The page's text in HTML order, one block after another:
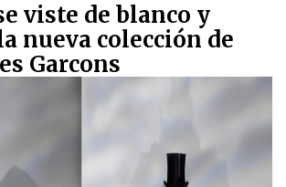
viste de blanco y
nueva colección de
Garcons